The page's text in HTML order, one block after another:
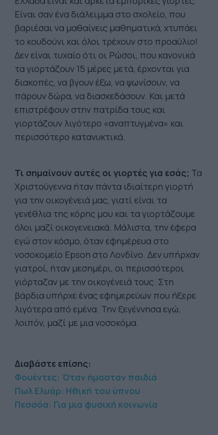
Είναι σαν ένα διάλειμμα στο σχολείο, που
βαριέσαι να μαθαίνεις μαθηματικά, χτυπάει
το κουδούνι και όλοι τρέχουν στο προαύλιο!
Δεν είναι τυχαίο ότι οι Ρώσοι, που κανονικά
τα γιορτάζουν 15 μέρες μετά, έρχονται για
διακοπές, να βγουν έξω, να ψωνίσουν, να
πάρουν δώρα, να διασκεδάσουν. Και μετά
επιστρέφουν στην πατρίδα τους και
γιορτάζουν λιγότερο «αναπτυγμένα» και
περισσότερο κατανυκτικά.
Τι σημαίνουν αυτές οι γιορτές για εσάς; Τα
Χριστούγεννα ήταν πάντα ιδιαίτερη γιορτή
για την οικογένειά μας, γιατί είναι τα
γενέθλια της κόρης μου και τα γιορτάζουμε
όλοι μαζί οικογενειακά. Μάλιστα, την έφερα
εγώ στον κόσμο, όταν εφημέρευα στο
νοσοκομείο Epson στο Λονδίνο. Δεν υπήρχαν
γιατροί, ήταν μεσημέρι, οι περισσότεροι
γιόρταζαν με την οικογένειά τους. Στη
βάρδια υπήρχε ένας εφημερεύων που ήξερε
λιγότερα από εμένα. Την ξεγέννησα εγώ,
λοιπόν, μαζί με μια νοσοκόμα.
Διαβάστε επίσης:
Φουέντες: Όταν ήμασταν παιδιά
Πωλ Ελυάρ: Hθική του ύπνου
Πεσσόα: Για μια φυσική κοινωνία